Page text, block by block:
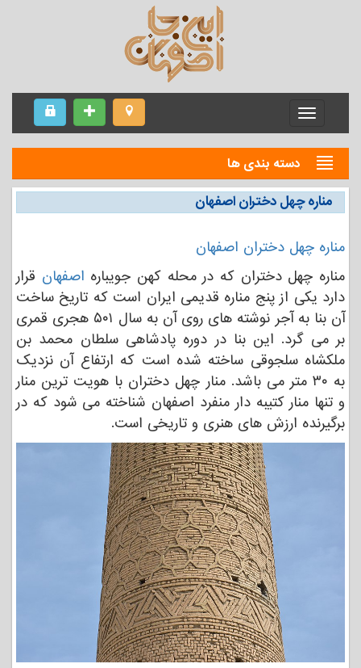
Menu
دسته بندی ها
مناره چهل دختران اصفهان
مناره چهل دختران اصفهان
مناره چهل دختران که در محله کهن جویباره اصفهان قرار
دارد یکی از پنج مناره قدیمی ایران است که تاریخ ساخت
آن بنا به آجر نوشته های روی آن به سال ۵۰۱ هجری قمری
بر می گرد. این بنا در دوره پادشاهی سلطان محمد بن
ملكشاه سلجوقی ساخته شده است که ارتفاع آن نزدیک
به ۳۰ متر می باشد. منار چهل دختران با هویت ‌ترین منار
و تنها منار کتیبه ‌دار منفرد اصفهان شناخته می ‌شود که در
برگیرنده ارزش ‌های‌ هنری و تاریخی است.